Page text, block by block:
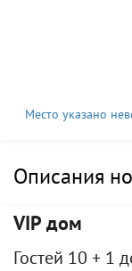
Место указано
Описания
VIP дом
Гостей 10 + 1